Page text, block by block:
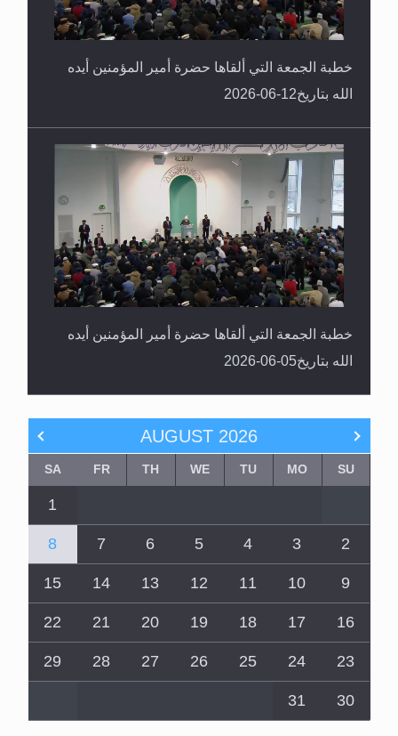
خطبة الجمعة التي ألقاها حضرة أمير المؤمنين أيده
الله بتاريخ12-06-2026
خطبة الجمعة التي ألقاها حضرة أمير المؤمنين أيده
الله بتاريخ05-06-2026
AUGUST 2026
SU
MO
TU
WE
TH
FR
SA
1
2
3
4
5
6
7
8
9
10
11
12
13
14
15
16
17
18
19
20
21
22
23
24
25
26
27
28
29
30
31